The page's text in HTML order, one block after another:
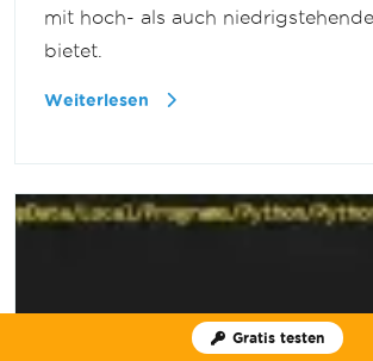
mit hoch- als auch
bietet.
Weiterlesen
Gratis testen